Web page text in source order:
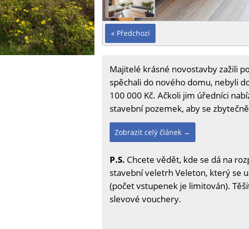
« Předchozí
Majitelé krásné novostavby zažili
spěchali do nového domu, nebyli
100 000 Kč. Ačkoli jim úředníci
stavební pozemek, aby se
Zobrazit celý článek →
P.S. Chcete vědět, kde se dá na
stavební veletrh Veleton, který se
(počet vstupenek je limitován).
slevové vouchery.